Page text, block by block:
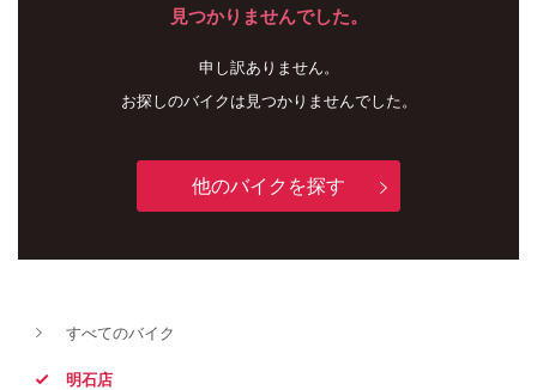
見つかりませんでした。
申し訳ありません。
お探しのバイクは見つかりませんでした。
他のバイクを探す
すべてのバイク
明石店